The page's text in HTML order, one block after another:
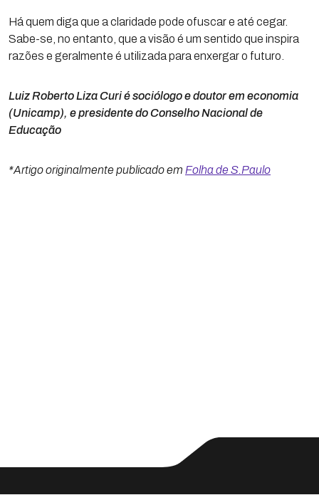
Há quem diga que a claridade pode ofuscar e até cegar.
Sabe-se, no entanto, que a visão é um sentido que inspira
razões e geralmente é utilizada para enxergar o futuro.
Luiz Roberto Liza Curi é sociólogo e doutor em economia
(Unicamp), e presidente do Conselho Nacional de
Educação
*Artigo originalmente publicado em Folha de S.Paulo